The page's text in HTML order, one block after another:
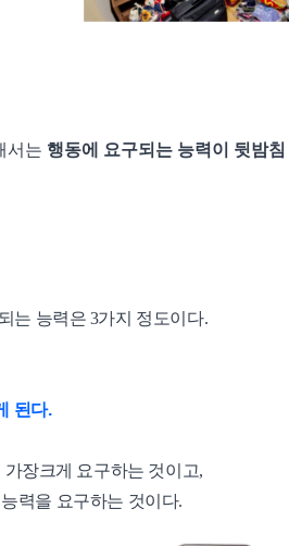
서는 행동에 요구되는 능력이 뒷밤
는 능력은 3가지 정도이다.
된다.
장크게 요구하는 것이고,
력을 요구하는 것이다.